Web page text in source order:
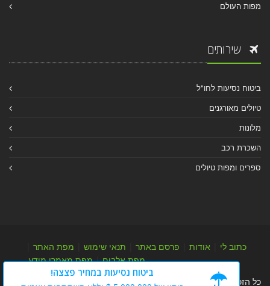
מפות העולם
שירותים
ביטוח נסיעות לחו"ל
טיולים מאורגנים
מלונות
השכרת רכב
ספרים ומפות טיולים
כתוב לי אודות פרסם באתר תנאי שימוש מפת האתר
מפת אלבום|מפת מאמרי מידע
כל הזכויות שמורות לערן יהב © 2004-2026
ביטוח נסיעות במחיר פצצה!